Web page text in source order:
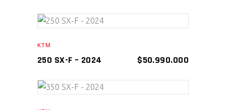
KTM
250 SX-F – 2024 $50.990.000